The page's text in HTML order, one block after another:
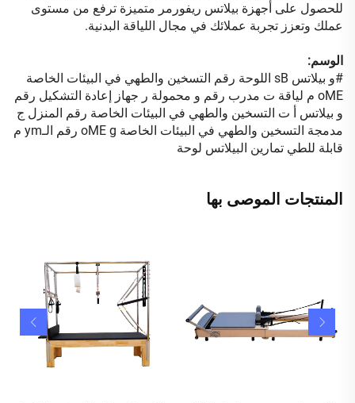
للحصول على أجهزة بيلاتس ريفورمر متميزة ترفع من مستوى
عملك وتعزز تجربة عملائك في مجال اللياقة البدنية.
الوسم:
#و بيلاتس sB اللوحة رقم التسخين والطهي في البيئات الخاصة
oME م لياقة ت مدرب رقم و محمولة ر جهاز إعادة التشكيل رقم
و بيلاتس ت التسخين والطهي في البيئات الخاصة رقم المنزل ج
مدمجة التسخين والطهي في البيئات الخاصة oME g رقم الـym
م
قابلة للطي تمارين البيلاتس لوحة
المنتجات الموصى بها